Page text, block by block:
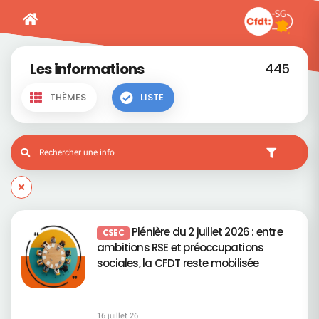
Les informations 445
THÈMES LISTE
CSEC Plénière du 2 juillet 2026 : entre
ambitions RSE et préoccupations
sociales, la CFDT reste mobilisée
16 juillet 26